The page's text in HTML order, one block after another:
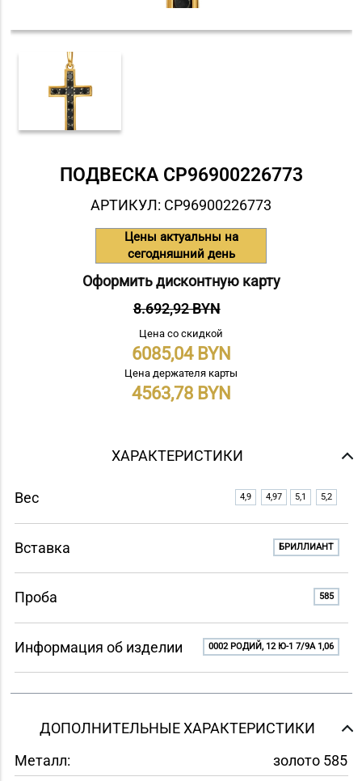
ПОДВЕСКА СP96900226773
АРТИКУЛ: СP96900226773
Цены актуальны на
сегодняшний день
Оформить дисконтную карту
8.692,92 BYN
Цена со скидкой
6085,04
Цена держателя карты
4563,78
ХАРАКТЕРИСТИКИ
Вес 4,9 4,97 5,1 5,2
Вставка БРИЛЛИАНТ
Проба 585
Информация об изделии 0002 РОДИЙ, 12 Ю-1 7/9A 1,06
ДОПОЛНИТЕЛЬНЫЕ ХАРАКТЕРИСТИКИ
Металл:
золото 585